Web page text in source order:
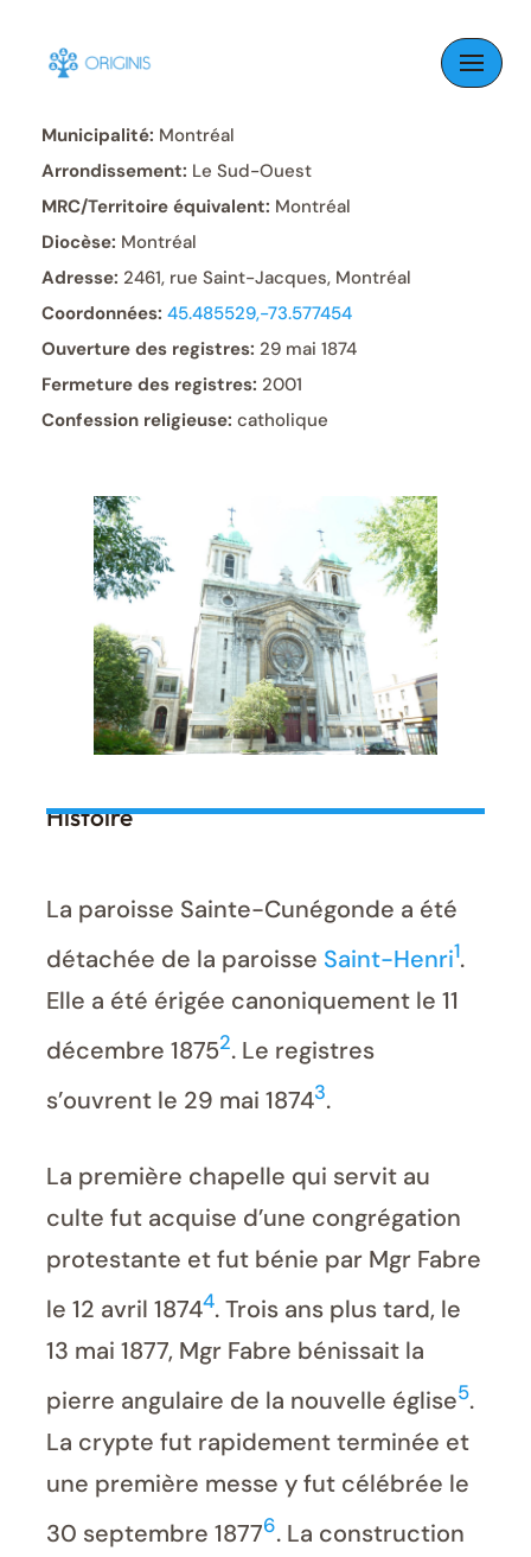
Skip
Municipalité: Montréal
Arrondissement: Le Sud-Ouest
MRC/Territoire équivalent: Montréal
Diocèse: Montréal
Adresse: 2461, rue Saint-Jacques, Montréal
Coordonnées: 45.485529,-73.577454
Ouverture des registres: 29 mai 1874
Fermeture des registres: 2001
Confession religieuse: catholique
Histoire
La paroisse Sainte-Cunégonde a été
détachée de la paroisse Saint-Henri1.
Elle a été érigée canoniquement le 11
décembre 18752. Le registres
s’ouvrent le 29 mai 18743.
La première chapelle qui servit au
culte fut acquise d’une congrégation
protestante et fut bénie par Mgr Fabre
le 12 avril 18744. Trois ans plus tard, le
13 mai 1877, Mgr Fabre bénissait la
pierre angulaire de la nouvelle église5.
La crypte fut rapidement terminée et
une première messe y fut célébrée le
30 septembre 18776. La construction